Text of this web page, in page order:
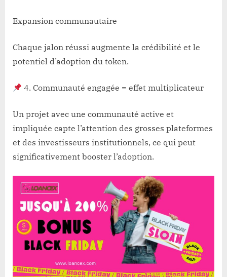
Expansion communautaire
Chaque jalon réussi augmente la crédibilité et le
potentiel d’adoption du token.
4. Communauté engagée = effet multiplicateur
Un projet avec une communauté active et
impliquée capte l’attention des grosses plateformes
et des investisseurs institutionnels, ce qui peut
significativement booster l’adoption.